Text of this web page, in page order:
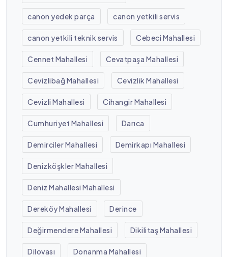
canon yedek parça canon yetkili servis
canon yetkili teknik servis Cebeci Mahallesi
Cennet Mahallesi Cevatpaşa Mahallesi
Cevizlibağ Mahallesi Cevizlik Mahallesi
Cevizli Mahallesi Cihangir Mahallesi
Cumhuriyet Mahallesi Darıca
Demirciler Mahallesi Demirkapı Mahallesi
Denizköşkler Mahallesi
Deniz Mahallesi Mahallesi
Dereköy Mahallesi Derince
Değirmendere Mahallesi Dikilitaş Mahallesi
Dilovası Donanma Mahallesi